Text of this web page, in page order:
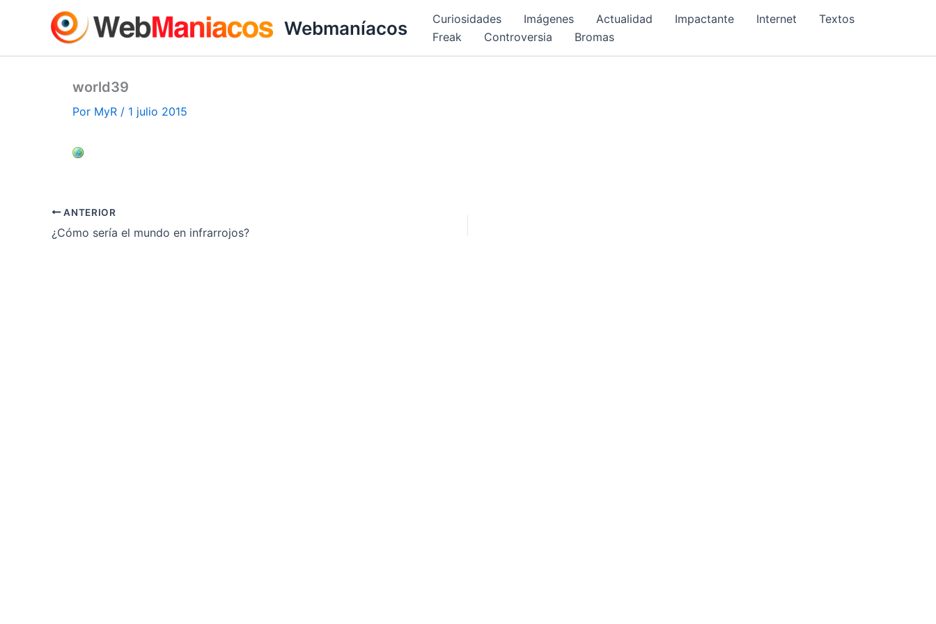
Webmaníacos Curiosidades Imágenes Actualidad Impactante Internet
Textos
Freak
Controversia Bromas
world39
Por MyR / 1 julio 2015
ANTERIOR
¿Cómo sería el mundo en infrarrojos?